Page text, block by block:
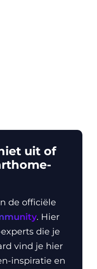
uit of
de officiële
. Hier
die je
vind je hier
inspiratie en